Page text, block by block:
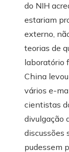
do NIH
estariam
externo,
teorias de
laboratório
China
vários e-
cientistas
divulgação
discussões
pudessem